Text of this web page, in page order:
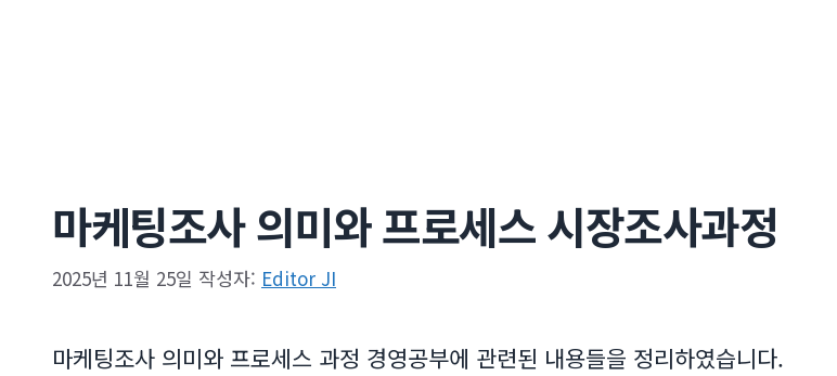
마케팅조사 의미와 프로세스 시장조사과정
2025년 11월 25일 작성자: Editor JI
마케팅조사 의미와 프로세스 과정 경영공부에 관련된 내용들을 정리하였습니다.